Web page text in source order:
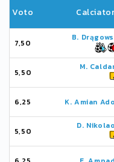
Voto
7,50
B.
5,50
M.
6,25 K. Amian
5,50
D.